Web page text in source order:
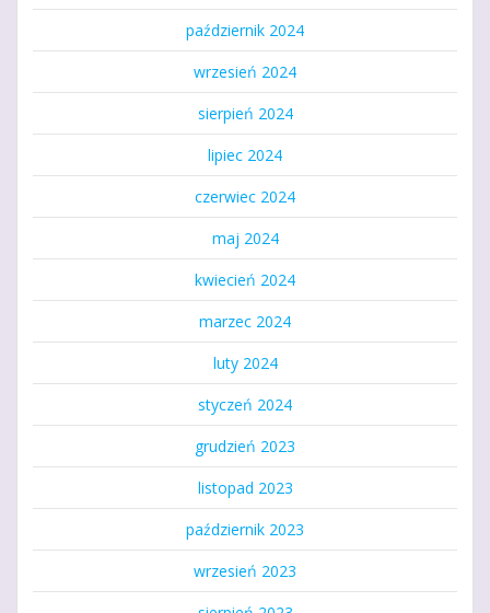
październik 2024
wrzesień 2024
sierpień 2024
lipiec 2024
czerwiec 2024
maj 2024
kwiecień 2024
marzec 2024
luty 2024
styczeń 2024
grudzień 2023
listopad 2023
październik 2023
wrzesień 2023